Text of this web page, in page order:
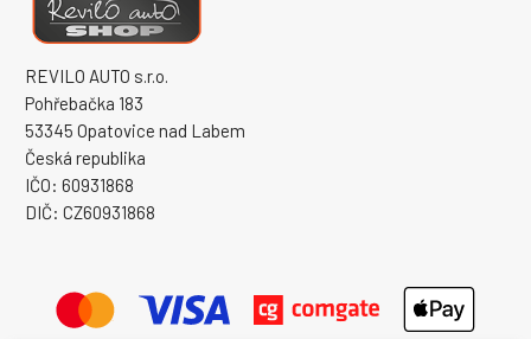
REVILO AUTO s.r.o.
Pohřebačka 183
53345 Opatovice nad Labem
Česká republika
IČO: 60931868
DIČ: CZ60931868